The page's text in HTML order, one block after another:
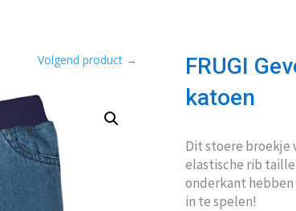
Volgend product →
FRUGI
katoen
Dit stoere broekje
elastische rib
onderkant
in te spelen!